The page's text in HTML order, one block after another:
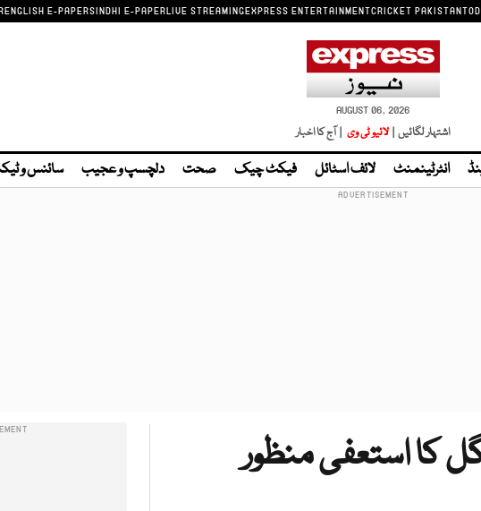
ENGLISH E-PAPERSINDHI E-PAPERLIVE STREAMINGEXPRESS ENTERTAINMENTCRICKET PAKISTAN
AUGUST 06, 2026
اشتہار لگائیں | لائیو ٹی وی | آج کا اخبار
انٹرٹینمنٹ لائف اسٹائل فیکٹ چیک صحت دلچسپ و عجیب سائنس و
کا استعفی منظور